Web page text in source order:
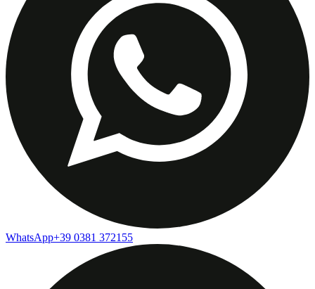
WhatsApp+39 0381 372155